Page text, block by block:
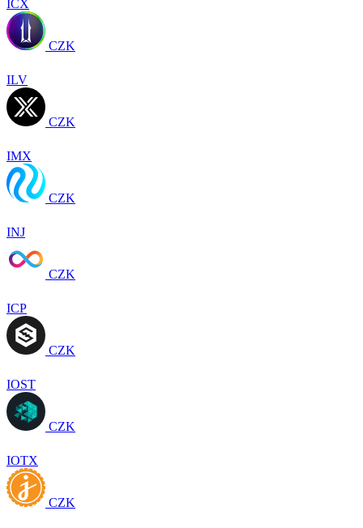
ICX
CZK
ILV
CZK
IMX
CZK
INJ
CZK
ICP
CZK
IOST
CZK
IOTX
CZK